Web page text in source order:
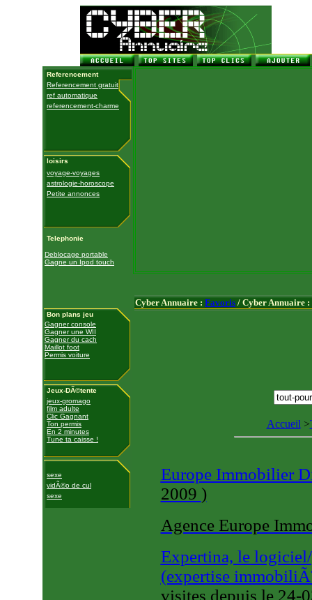
Referencement
Referencement gratuit
ref automatique
referencement-charme
loisirs
voyage-voyages
astrologie-horoscope
Petite annonces
Telephonie
Deblocage portable
Gagne un Ipod touch
Bon plans jeu
Gagner console
Gagner une WII
Gagner du cach
Maillot foot
Permis voiture
Jeux-DÃ©tente
jeux-gromago
film adulte
Clic Gagnant
Ton permis
En 2 minutes
Tune ta caisse !
sexe
vidÃ©o de cul
sexe
Cyber Annuaire : Favoris / Cyber Annuaire :
Accueil >
Europe Immobilier
2009 )
Agence Europe
Expertina, le
(expertise
visites depuis le 24-